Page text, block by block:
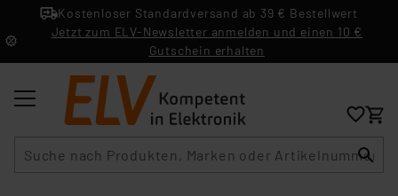
Kostenloser Standardversand ab 39 € Bestellwert
Jetzt zum ELV-Newsletter anmelden und einen 10 €
Gutschein erhalten